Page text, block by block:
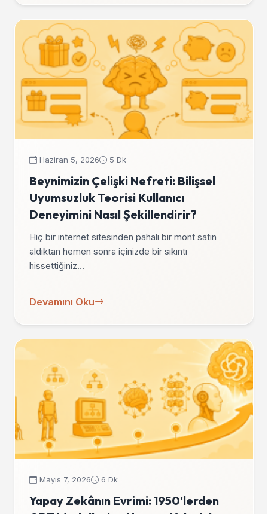
Haziran 5, 2026 5 Dk
Beynimizin Çelişki Nefreti: Bilişsel
Uyumsuzluk Teorisi Kullanıcı
Deneyimini Nasıl Şekillendirir?
Hiç bir internet sitesinden pahalı bir mont satın
aldıktan hemen sonra içinizde bir sıkıntı
hissettiğiniz…
Devamını Oku
Mayıs 7, 2026 6 Dk
Yapay Zekânın Evrimi: 1950’lerden